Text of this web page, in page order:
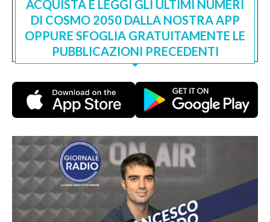
ACQUISTA E LEGGI GLI ULTIMI NUMERI
DI COSMO 2050 DALLA NOSTRA APP
OPPURE SFOGLIA GRATUITAMENTE LE
PUBBLICAZIONI PRECEDENTI